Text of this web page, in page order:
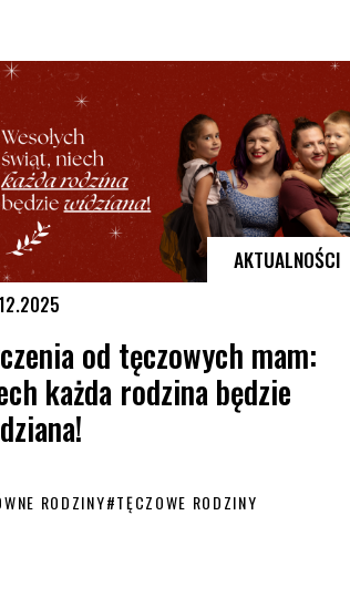
AKTUALNOŚCI
od tęczowych mam:
każda rodzina będzie
RODZINY#TĘCZOWE RODZINY